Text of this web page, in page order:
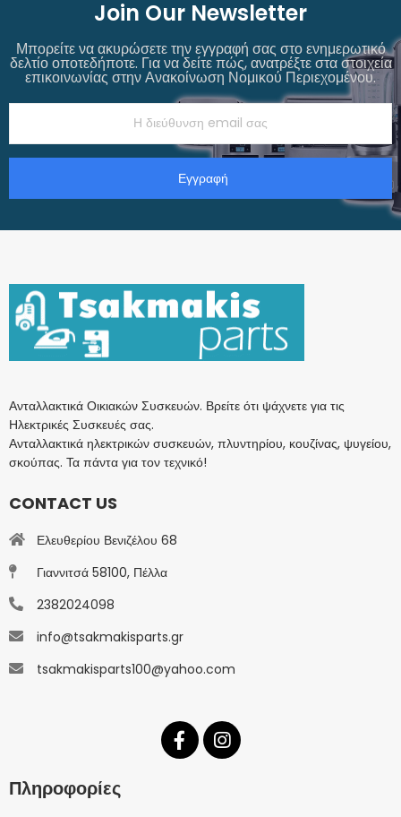
Join Our Newsletter
Μπορείτε να ακυρώσετε την εγγραφή σας στο ενημερωτικό
δελτίο οποτεδήποτε. Για να δείτε πώς, ανατρέξτε στα στοιχεία
επικοινωνίας στην Ανακοίνωση Νομικού Περιεχομένου.
Εγγραφή
Ανταλλακτικά Οικιακών Συσκευών. Βρείτε ότι ψάχνετε για τις
Ηλεκτρικές Συσκευές σας.
Ανταλλακτικά ηλεκτρικών συσκευών, πλυντηρίου, κουζίνας, ψυγείου,
σκούπας. Τα πάντα για τον τεχνικό!
CONTACT US
Ελευθερίου Βενιζέλου 68
Γιαννιτσά 58100, Πέλλα
2382024098
info@tsakmakisparts.gr
tsakmakisparts100@yahoo.com
Πληροφορίες